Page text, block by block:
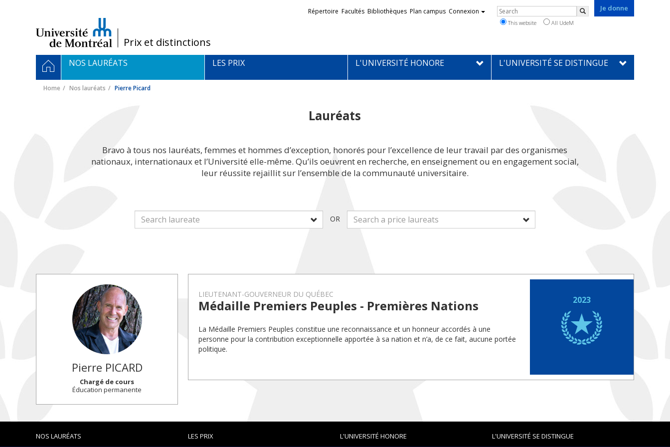
/Prix et distinctions
Je donne
Liens
externes
Répertoire Facultés Bibliothèques Plan campus Connexion Rechercher
Search
This website All UdeM
Navigation
principale
HOMENOS LAURÉATS LES PRIX L'UNIVERSITÉ HONORE L'UNIVERSITÉ SE DISTINGUE
Home Nos lauréats Pierre Picard
Lauréats
Bravo à tous nos lauréats, femmes et hommes d’exception, honorés pour l’excellence de leur travail par des organismes
nationaux, internationaux et l’Université elle-même. Qu’ils oeuvrent en recherche, en enseignement ou en engagement social,
leur réussite rejaillit sur l’ensemble de la communauté universitaire.
OR
Pierre PICARD
Chargé de cours
Éducation permanente
LIEUTENANT-GOUVERNEUR DU QUÉBEC
Médaille Premiers Peuples - Premières Nations
La Médaille Premiers Peuples constitue une reconnaissance et un honneur accordés à une
personne pour la contribution exceptionnelle apportée à sa nation et n’a, de ce fait, aucune portée
politique.
2023
NOS LAURÉATS LES PRIX L'UNIVERSITÉ HONORE L'UNIVERSITÉ SE DISTINGUE